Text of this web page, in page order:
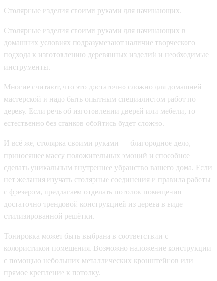
Столярные изделия своими руками для начинающих.
Столярные изделия своими руками для начинающих в
домашних условиях подразумевают наличие творческого
подхода к изготовлению деревянных изделий и необходимые
инструменты.
Многие считают, что это достаточно сложно для домашней
мастерской и надо быть опытным специалистом работ по
дереву. Если речь об изготовлении дверей или мебели, то
естественно без станков обойтись будет сложно.
И всё же, столярка своими руками — благородное дело,
приносящее массу положительных эмоций и способное
сделать уникальным внутреннее убранство вашего дома. Если
нет желания изучать столярные соединения и правила работы
с фрезером, предлагаем отделать потолок помещения
достаточно трендовой конструкцией из дерева в виде
стилизированной решётки.
Тонировка может быть выбрана в соответствии с
колористикой помещения. Возможно наложение конструкции
с помощью небольших металлических кронштейнов или
прямое крепление к потолку.